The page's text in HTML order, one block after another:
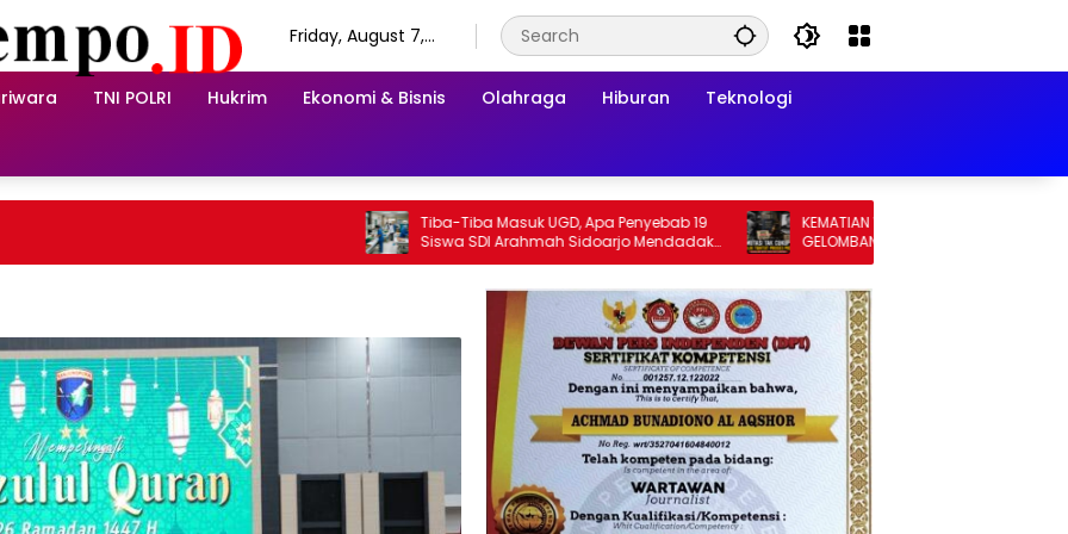
Friday, August 7,
TNI POLRI Hukrim Ekonomi & Bisnis Olahraga Hiburan Teknologi
Tiba-Tiba Masuk UGD, Apa Penyebab 19
Siswa SDI Arahmah Sidoarjo Mendadak
Sakit?
KEMATIAN WIDI NUR CAHYONO MEMICU
GELOMBANG TUNTUTAN PUBLIK: MUTASI
DIANGGAP TAK MENJAWAB PERTANYAAN